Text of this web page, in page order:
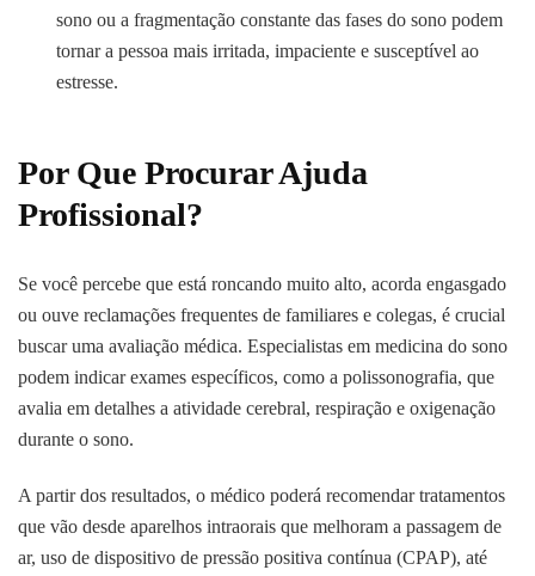
sono ou a fragmentação constante das fases do sono podem
tornar a pessoa mais irritada, impaciente e susceptível ao
estresse.
Por Que Procurar Ajuda
Profissional?
Se você percebe que está roncando muito alto, acorda engasgado
ou ouve reclamações frequentes de familiares e colegas, é crucial
buscar uma avaliação médica. Especialistas em medicina do sono
podem indicar exames específicos, como a polissonografia, que
avalia em detalhes a atividade cerebral, respiração e oxigenação
durante o sono.
A partir dos resultados, o médico poderá recomendar tratamentos
que vão desde aparelhos intraorais que melhoram a passagem de
ar, uso de dispositivo de pressão positiva contínua (CPAP), até